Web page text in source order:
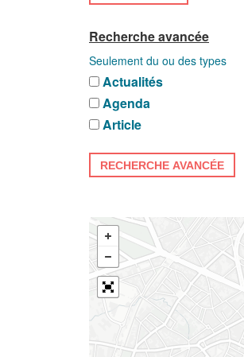
Recherche avancée
Seulement du ou des types
Actualités
Agenda
Article
RECHERCHE AVANCÉE